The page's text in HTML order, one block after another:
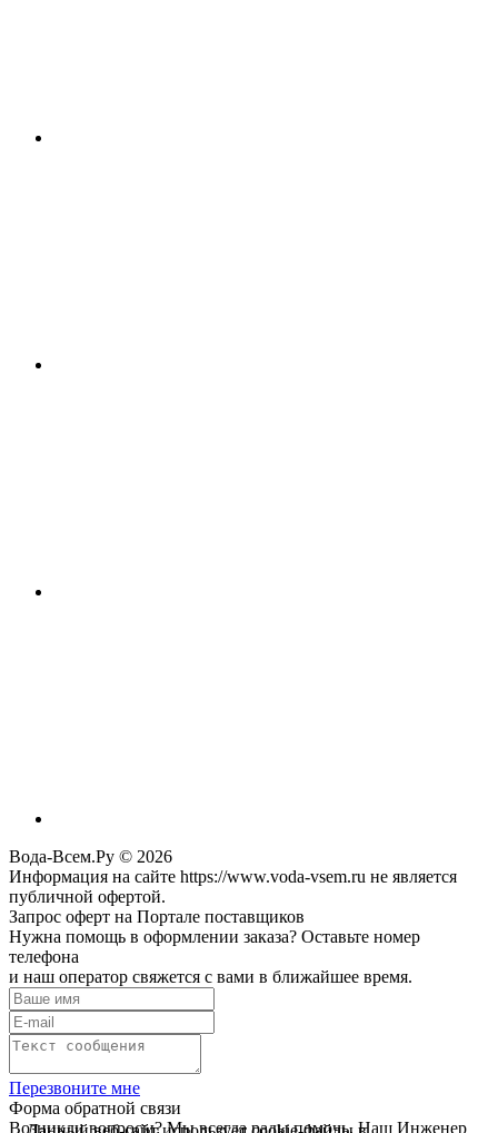
Вода-Всем.Ру © 2026
Информация на сайте https://www.voda-vsem.ru не является
публичной офертой.
Запрос оферт на Портале поставщиков
Нужна помощь в оформлении заказа? Оставьте номер
телефона
и наш оператор свяжется с вами в ближайшее время.
Перезвоните мне
Форма обратной связи
Возникли вопросы? Мы всегда рады помочь. Наш Инженер